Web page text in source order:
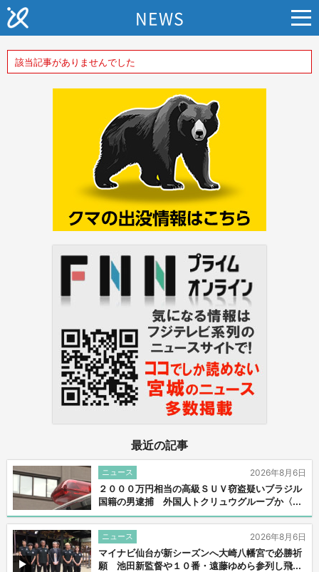
NEWS
該当記事がありませんでした
最近の記事
ニュース
２０００万円相当の高級ＳＵＶ窃盗疑いブラジル
国籍の男逮捕 外国人トクリュウグループか〈...
2026年8月6日
ニュース
マイナビ仙台が新シーズンへ大崎八幡宮で必勝祈
願 池田新監督や１０番・遠藤ゆめら参列し飛...
2026年8月6日